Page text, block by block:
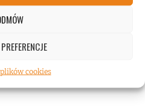
cookies
poziom